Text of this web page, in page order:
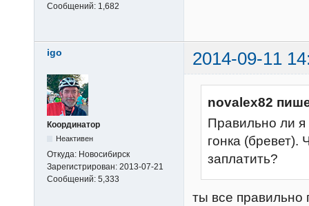
Сообщений: 1,682
igo 2014-09-11
Координатор
Неактивен
Откуда: Новосибирск
Зарегистрирован: 2013-07-21
Сообщений: 5,333
novalex82
Правильно ли я
гонка (бревет).
заплатить?
ты все правильно